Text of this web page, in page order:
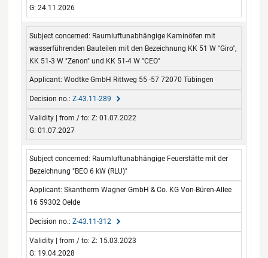
G: 24.11.2026
Raumluftunabhängige Kaminöfen mit
wasserführenden Bauteilen mit den Bezeichnung KK 51 W "Giro",
KK 51-3 W "Zenon" und KK 51-4 W "CEO"
Wodtke GmbH Rittweg 55 -57 72070 Tübingen
Z-43.11-289
Z: 01.07.2022
G: 01.07.2027
Raumluftunabhängige Feuerstätte mit der
Bezeichnung "BEO 6 kW (RLU)"
Skantherm Wagner GmbH & Co. KG Von-Büren-Allee
16 59302 Oelde
Z-43.11-312
Z: 15.03.2023
G: 19.04.2028